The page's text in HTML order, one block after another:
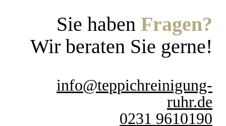
Sie haben Fragen?
Wir beraten Sie gerne!
info@teppichreinigung-
ruhr.de
0231 9610190